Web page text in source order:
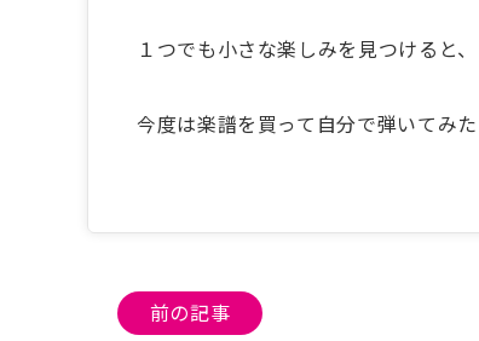
１つでも小さな楽しみを見つけると
今度は楽譜を買って自分で弾いてみ
投
前の記事